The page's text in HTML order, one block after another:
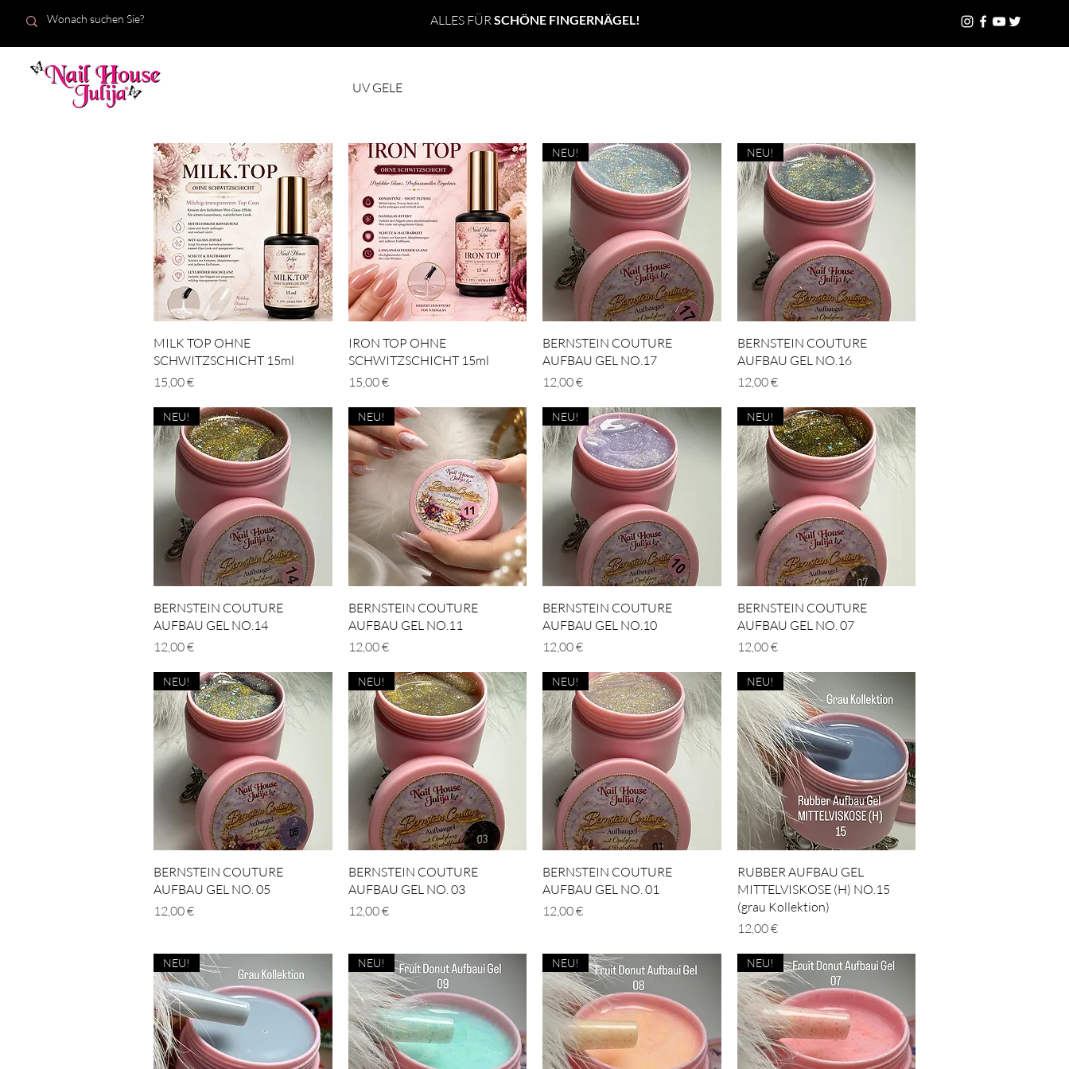
ALLES FÜRSCHÖNE FINGERNÄGEL!
UV GELE
Schnellansicht
MILK TOP OHNE
SCHWITZSCHICHT 15ml
Preis
15,00 €
Schnellansicht
IRON TOP OHNE
SCHWITZSCHICHT 15ml
Preis
15,00 €
Schnellansicht
NEU!
BERNSTEIN COUTURE
AUFBAU GEL NO.17
Preis
12,00 €
Schnellansicht
NEU!
BERNSTEIN COUTURE
AUFBAU GEL NO.16
Preis
12,00 €
Schnellansicht
NEU!
BERNSTEIN COUTURE
AUFBAU GEL NO.14
Preis
12,00 €
Schnellansicht
NEU!
BERNSTEIN COUTURE
AUFBAU GEL NO.11
Preis
12,00 €
Schnellansicht
NEU!
BERNSTEIN COUTURE
AUFBAU GEL NO.10
Preis
12,00 €
Schnellansicht
NEU!
BERNSTEIN COUTURE
AUFBAU GEL NO. 07
Preis
12,00 €
Schnellansicht
NEU!
BERNSTEIN COUTURE
AUFBAU GEL NO. 05
Preis
12,00 €
Schnellansicht
NEU!
BERNSTEIN COUTURE
AUFBAU GEL NO. 03
Preis
12,00 €
Schnellansicht
NEU!
BERNSTEIN COUTURE
AUFBAU GEL NO. 01
Preis
12,00 €
Schnellansicht
NEU!
RUBBER AUFBAU GEL
MITTELVISKOSE (H) NO.15
(grau Kollektion)
Preis
12,00 €
NEU! NEU! NEU! NEU!